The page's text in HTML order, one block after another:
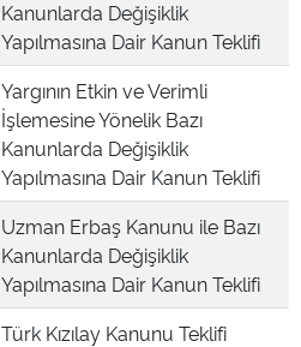
Kanunlarda Değişiklik
Yapılmasına Dair Kanun Teklifi
Yargının Etkin ve Verimli
İşlemesine Yönelik Bazı
Kanunlarda Değişiklik
Yapılmasına Dair Kanun Teklifi
Uzman Erbaş Kanunu ile Bazı
Kanunlarda Değişiklik
Yapılmasına Dair Kanun Teklifi
Türk Kızılay Kanunu Teklifi